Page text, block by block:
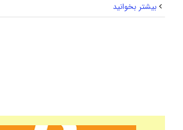
بیشتر بخوانید